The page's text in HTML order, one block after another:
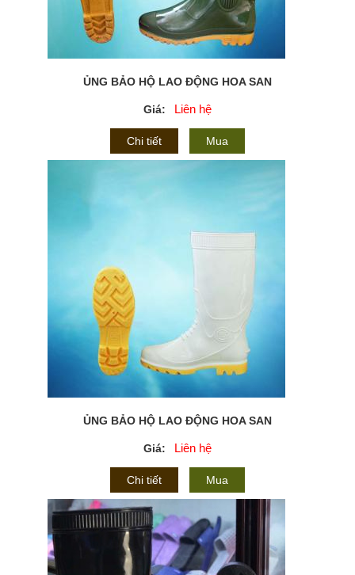
ỦNG BẢO HỘ LAO ĐỘNG HOA SAN
Giá: Liên hệ
Chi tiết Mua
ỦNG BẢO HỘ LAO ĐỘNG HOA SAN
Giá: Liên hệ
Chi tiết Mua